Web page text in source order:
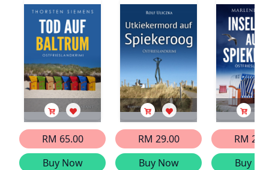
RM 65.00
Buy Now
RM 29.00
Buy Now
RM
Buy